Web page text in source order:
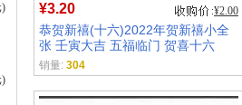
)
)
¥3.20 ¥2.00
恭贺新禧(十六)2022年贺新禧小全
张 壬寅大吉 五福临门 贺喜十六
销量: 304